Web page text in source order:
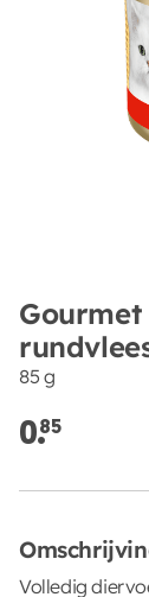
Gourmet
85 g
0.85
Volledig